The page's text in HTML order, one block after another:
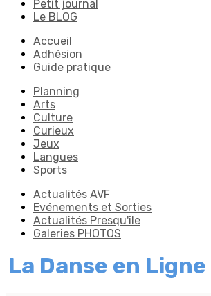
Petit journal
Le BLOG
Accueil
Adhésion
Guide pratique
Planning
Arts
Culture
Curieux
Jeux
Langues
Sports
Actualités AVF
Evénements et Sorties
Actualités Presqu'île
Galeries PHOTOS
La Danse en Ligne